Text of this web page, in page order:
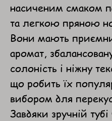
насиченим смаком
та легкою пряною
Вони мають
аромат,
солоність і ніжну
що робить їх
вибором для
Завдяки зручній